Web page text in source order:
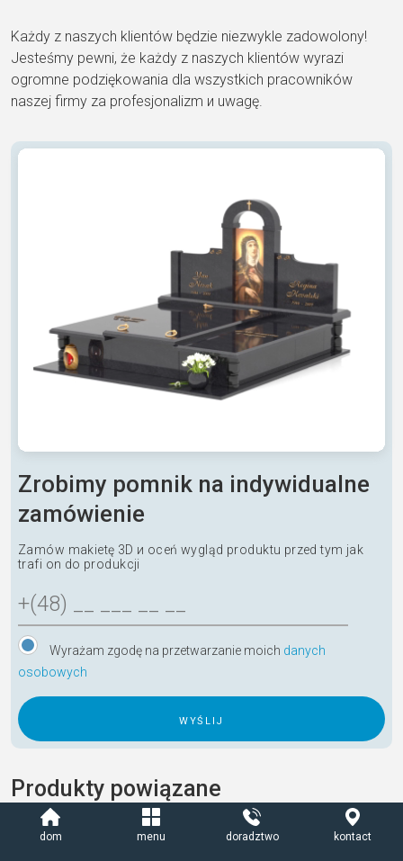
dom menu doradztwo kontact
Każdy z naszych klientów będzie niezwykle zadowolony!
Jesteśmy pewni, że każdy z naszych klientów wyrazi
ogromne podziękowania dla wszystkich pracowników
naszej firmy za profesjonalizm и uwagę.
Zrobimy pomnik na indywidualne
zamówienie
Zamów makietę 3D и oceń wygląd produktu przed tym jak
trafi on do produkcji
Wyrażam zgodę na przetwarzanie moich danych
osobowych
A
t
Produkty powiązane